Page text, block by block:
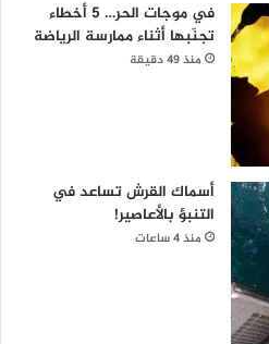
في موجات الحر… 5 أخطاء
تجنّبها أثناء ممارسة الرياضة
منذ 49 دقيقة
أسماك القرش تساعد في
التنبؤ بالأعاصير!
منذ 4 ساعات